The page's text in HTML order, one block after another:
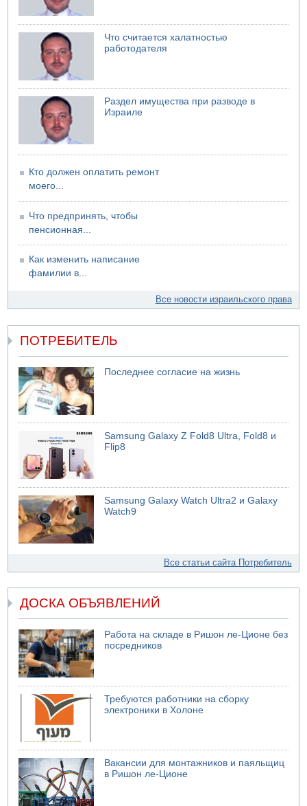
Трое подростков ограбили сексшоп в Холоне
06.08.2026 08:45
Взрыв в Северном Тель-Авиве
06.08.2026 08:11
Украинская атака на российский НПЗ
05.08.2026 18:30
Израиль провел испытания системы противоракетной
обороны "Хец"
05.08.2026 18:28
МАДА призывает израильтян срочно сдавать кровь
Что считается халатностью
работодателя
Раздел имущества при разводе в
Израиле
Кто должен оплатить ремонт
моего...
Что предпринять, чтобы
пенсионная...
Как изменить написание
фамилии в...
Все новости израильского права
ПОТРЕБИТЕЛЬ
Последнее согласие на жизнь
Samsung Galaxy Z Fold8 Ultra, Fold8 и
Flip8
Samsung Galaxy Watch Ultra2 и Galaxy
Watch9
Все статьи сайта Потребитель
ДОСКА ОБЪЯВЛЕНИЙ
Работа на складе в Ришон ле-Ционе без
посредников
Требуются работники на сборку
электроники в Холоне
Вакансии для монтажников и паяльщиц
в Ришон ле-Ционе